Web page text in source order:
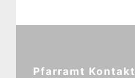
Pfarramt Kontakt